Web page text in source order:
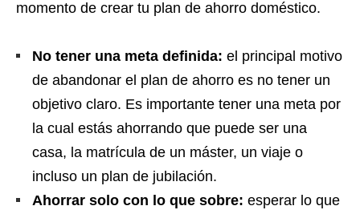
momento de crear tu plan de ahorro doméstico.
No tener una meta definida: el principal motivo
de abandonar el plan de ahorro es no tener un
objetivo claro. Es importante tener una meta por
la cual estás ahorrando que puede ser una
casa, la matrícula de un máster, un viaje o
incluso un plan de jubilación.
Ahorrar solo con lo que sobre: esperar lo que